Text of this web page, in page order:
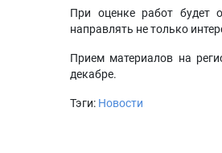
При оценке работ будет
направлять не только
Прием материалов на
декабре.
Тэги: Новости